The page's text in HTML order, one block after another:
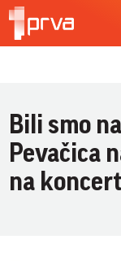
Bili smo
Pevačica
na